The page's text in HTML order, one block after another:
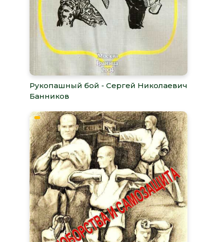
Рукопашный бой - Сергей Николаевич
Банников